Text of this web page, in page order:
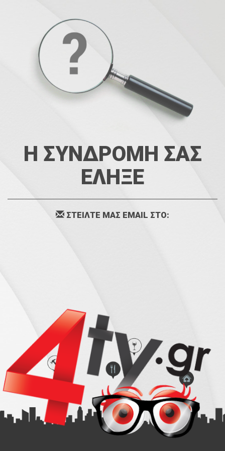
Η ΣΥΝΔΡΟΜΗ ΣΑΣ
ΕΛΗΞΕ
ΣΤΕΙΛΤΕ ΜΑΣ EMAIL ΣΤΟ: